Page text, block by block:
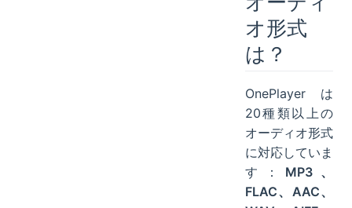
オ形式
は？
OnePlayerは
20種類以上の
オーディオ形式
に対応していま
す： MP3、
FLAC、AAC、